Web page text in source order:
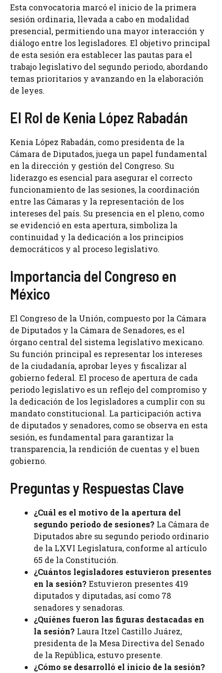
Esta convocatoria marcó el inicio de la primera
sesión ordinaria, llevada a cabo en modalidad
presencial, permitiendo una mayor interacción y
diálogo entre los legisladores. El objetivo principal
de esta sesión era establecer las pautas para el
trabajo legislativo del segundo periodo, abordando
temas prioritarios y avanzando en la elaboración
de leyes.
El Rol de Kenia López Rabadán
Kenia López Rabadán, como presidenta de la
Cámara de Diputados, juega un papel fundamental
en la dirección y gestión del Congreso. Su
liderazgo es esencial para asegurar el correcto
funcionamiento de las sesiones, la coordinación
entre las Cámaras y la representación de los
intereses del país. Su presencia en el pleno, como
se evidenció en esta apertura, simboliza la
continuidad y la dedicación a los principios
democráticos y al proceso legislativo.
Importancia del Congreso en
México
El Congreso de la Unión, compuesto por la Cámara
de Diputados y la Cámara de Senadores, es el
órgano central del sistema legislativo mexicano.
Su función principal es representar los intereses
de la ciudadanía, aprobar leyes y fiscalizar al
gobierno federal. El proceso de apertura de cada
periodo legislativo es un reflejo del compromiso y
la dedicación de los legisladores a cumplir con su
mandato constitucional. La participación activa
de diputados y senadores, como se observa en esta
sesión, es fundamental para garantizar la
transparencia, la rendición de cuentas y el buen
gobierno.
Preguntas y Respuestas Clave
¿Cuál es el motivo de la apertura del
segundo periodo de sesiones? La Cámara de
Diputados abre su segundo periodo ordinario
de la LXVI Legislatura, conforme al artículo
65 de la Constitución.
¿Cuántos legisladores estuvieron presentes
en la sesión? Estuvieron presentes 419
diputados y diputadas, así como 78
senadores y senadoras.
¿Quiénes fueron las figuras destacadas en
la sesión? Laura Itzel Castillo Juárez,
presidenta de la Mesa Directiva del Senado
de la República, estuvo presente.
¿Cómo se desarrolló el inicio de la sesión?